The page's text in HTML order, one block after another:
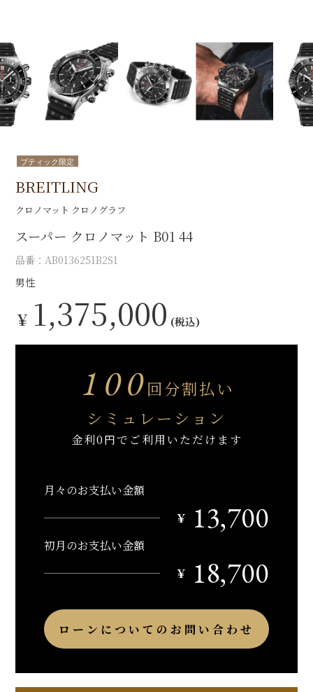
ブティック限定
BREITLING
クロノマット クロノグラフ
スーパー クロノマット B01 44
品番：AB0136251B2S1
男性
￥ 1,375,000 (税込)
100回分割払い
シミュレーション
金利0円でご利用いただけます
月々のお支払い金額
￥
13,700
初月のお支払い金額
￥
18,700
ローンについてのお問い合わせ